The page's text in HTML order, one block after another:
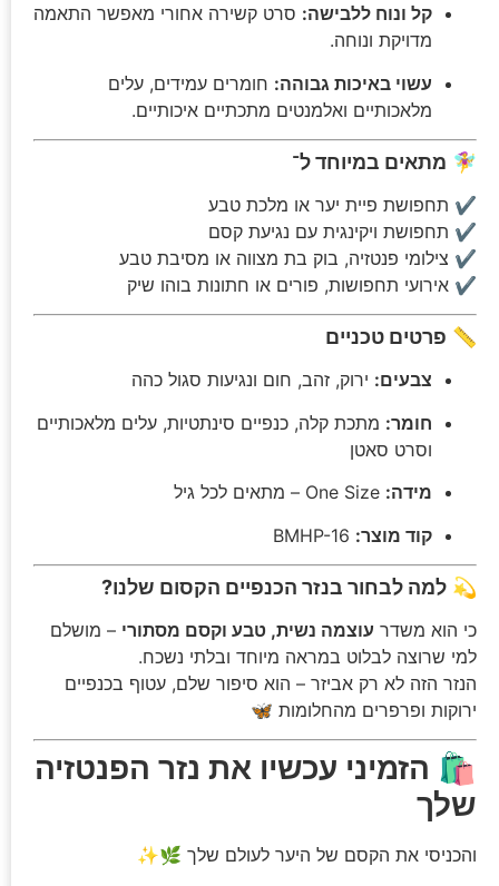
קל ונוח ללבישה: סרט קשירה אחורי מאפשר התאמה
מדויקת ונוחה.
עשוי באיכות גבוהה: חומרים עמידים, עלים
מלאכותיים ואלמנטים מתכתיים איכותיים.
🧚‍♀️ מתאים במיוחד ל־
✔ תחפושת פיית יער או מלכת טבע
✔ תחפושת ויקינגית עם נגיעת קסם
✔ צילומי פנטזיה, בוק בת מצווה או מסיבת טבע
✔ אירועי תחפושות, פורים או חתונות בוהו שיק
📏 פרטים טכניים
צבעים: ירוק, זהב, חום ונגיעות סגול כהה
חומר: מתכת קלה, כנפיים סינתטיות, עלים מלאכותיים
וסרט סאטן
מידה:
קוד מוצר:
💫 למה לבחור בנזר הכנפיים הקסום שלנו?
כי הוא משדר עוצמה נשית, טבע וקסם מסתורי – מושלם
למי שרוצה לבלוט במראה מיוחד ובלתי נשכח.
הנזר הזה לא רק אביזר – הוא סיפור שלם, עטוף בכנפיים
ירוקות ופרפרים מהחלומות 🦋
🛍️ הזמיני עכשיו את נזר הפנטזיה
שלך
והכניסי את הקסם של היער לעולם שלך 🌿✨